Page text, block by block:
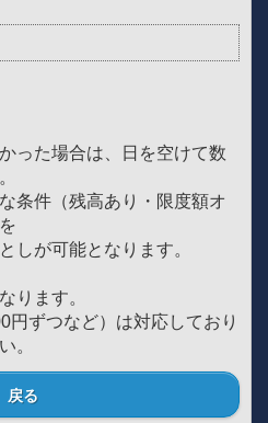
った場合は、日を空けて数
条件（残高あり・限度額オ
しが可能となります。
ります。
ずつなど）は対応しており
。
戻る